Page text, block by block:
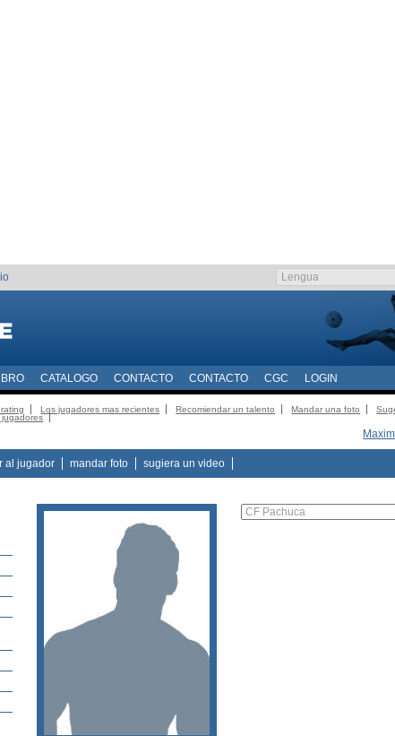
CATALOGO CONTACTO CONTACTO CGC LOGIN
Los jugadores mas recientes Recomiendar un talento Mandar una foto
jugadores
al jugador mandar foto sugiera un video